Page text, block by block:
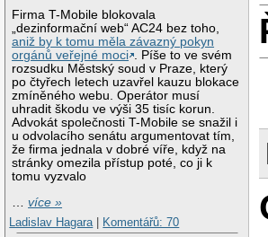
Firma T-Mobile blokovala
„dezinformační web“ AC24 bez toho,
aniž by k tomu měla závazný pokyn
orgánů veřejné moci . Píše to ve svém
rozsudku Městský soud v Praze, který
po čtyřech letech uzavřel kauzu blokace
zmíněného webu. Operátor musí
uhradit škodu ve výši 35 tisíc korun.
Advokát společnosti T-Mobile se snažil i
u odvolacího senátu argumentovat tím,
že firma jednala v dobré víře, když na
stránky omezila přístup poté, co ji k
tomu vyzvalo
…více »
Ladislav Hagara | Komentářů: 70